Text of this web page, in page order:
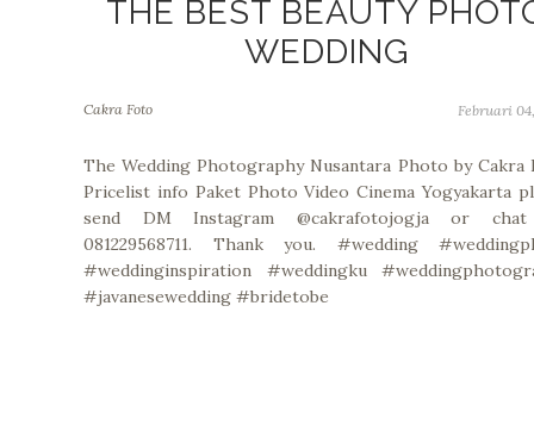
THE BEST BEAUTY
WEDDING
Cakra Foto Februari
The Wedding Photography Nusantara Photo by Cakra
Pricelist info Paket Photo Video Cinema Yogyakarta
send DM Instagram @cakrafotojogja or
081229568711. Thank you. #wedding
#weddinginspiration #weddingku
#javanesewedding #bridetobe